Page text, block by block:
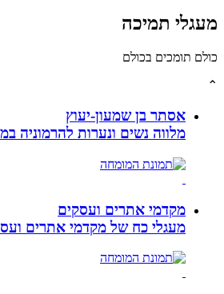
מעגלי תמיכה
כולם תומכים בכולם
⌃
אסתר בן שמעון-יעוץ
מלווה נשים ונערות להרמוניה
מקדמי אתרים ועסקים
מעגלי כח של מקדמי אתרים